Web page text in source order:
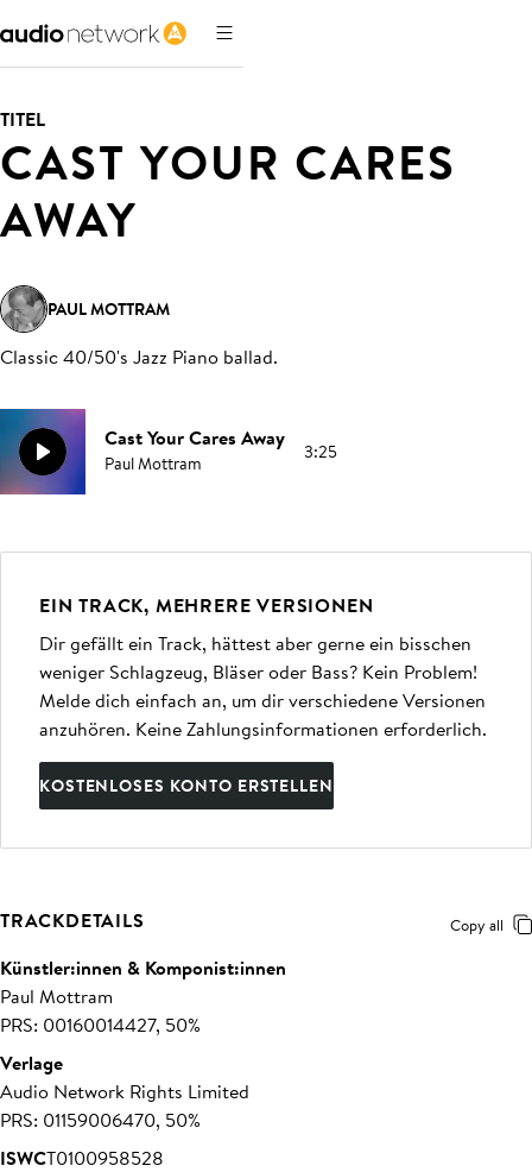
TITEL
CAST YOUR CARES
AWAY
PAUL MOTTRAM
Classic 40/50's Jazz Piano ballad.
Cast Your Cares Away
Paul Mottram 3:25
EIN TRACK, MEHRERE VERSIONEN
Dir gefällt ein Track, hättest aber gerne ein bisschen
weniger Schlagzeug, Bläser oder Bass? Kein Problem!
Melde dich einfach an, um dir verschiedene Versionen
anzuhören. Keine Zahlungsinformationen erforderlich.
KOSTENLOSES KONTO ERSTELLEN
TRACKDETAILS Copy all
Künstler:innen & Komponist:innen
Paul Mottram
PRS: 00160014427, 50%
Verlage
Audio Network Rights Limited
PRS: 01159006470, 50%
ISWCT0100958528